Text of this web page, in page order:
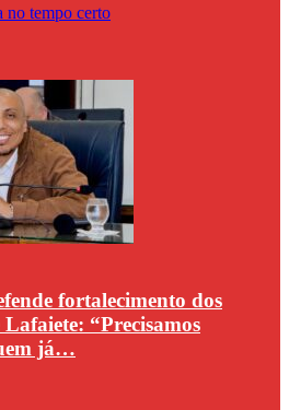
fortalecimento dos
“Precisamos
já…